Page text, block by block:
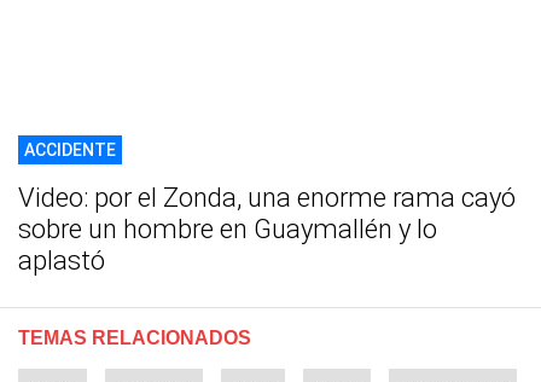
ACCIDENTE
Video: por el Zonda, una enorme rama cayó
sobre un hombre en Guaymallén y lo
aplastó
TEMAS RELACIONADOS